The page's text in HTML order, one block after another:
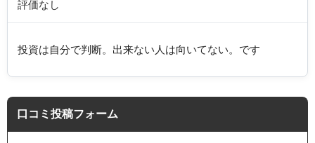
評価なし
投資は自分で判断。出来ない人は向いてない。です
口コミ投稿フォーム